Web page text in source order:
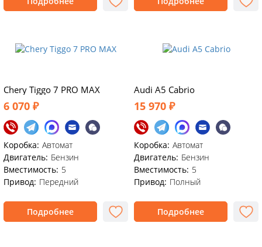
Chery Tiggo 7 PRO MAX
6 070 ₽
Коробка: Автомат
Двигатель: Бензин
Вместимость: 5
Привод: Передний
Подробнее
Audi A5 Cabrio
15 970 ₽
Коробка: Автомат
Двигатель: Бензин
Вместимость: 5
Привод: Полный
Подробнее